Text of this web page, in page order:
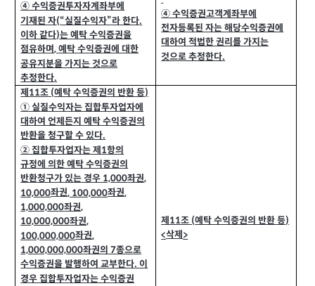
④ 수익증권투자자계좌부에
기재된 자(“실질수익자”라 한다.
이하 같다)는 예탁 수익증권을
점유하며,예탁 수익증권에 대한
공유지분을 가지는 것으로
추정한다.
④ 수익증권고객계좌부에
전자등록된 자는 해당수익증권에
대하여 적법한 권리를 가지는
것으로 추정한다.
제 11조 (예탁 수익증권의 반환 등)
① 실질수익자는 집합투자업자에
대하여 언제든지 예탁 수익증권의
반환을 청구할 수 있다.
② 집합투자업자는 제1항의
규정에 의한 예탁 수익증권의
반환청구가 있는 경우 1,000좌권,
10,000좌권, 100,000좌권,
1,000,000좌권,
10,000,000좌권,
100,000,000좌권,
1,000,000,000좌권의 7종으로
수익증권을 발행하여 교부한다. 이
경우 집합투자업자는 수익증권
제 11조 (예탁 수익증권의 반환 등)
<삭제 >